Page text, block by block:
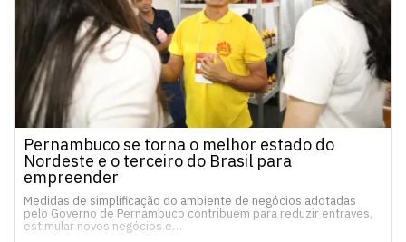
Pernambuco se torna o melhor estado do
Nordeste e o terceiro do Brasil para
empreender
Medidas de simplificação do ambiente de negócios adotadas
pelo Governo de Pernambuco contribuem para reduzir entraves,
estimular novos negócios e…